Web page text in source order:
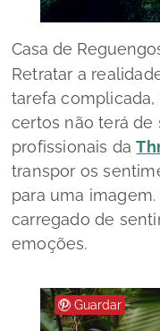
Casa de
Retratar a
tarefa
certos não terá de
profissionais da
transpor os
para uma
carregado de
emoções.
Guardar